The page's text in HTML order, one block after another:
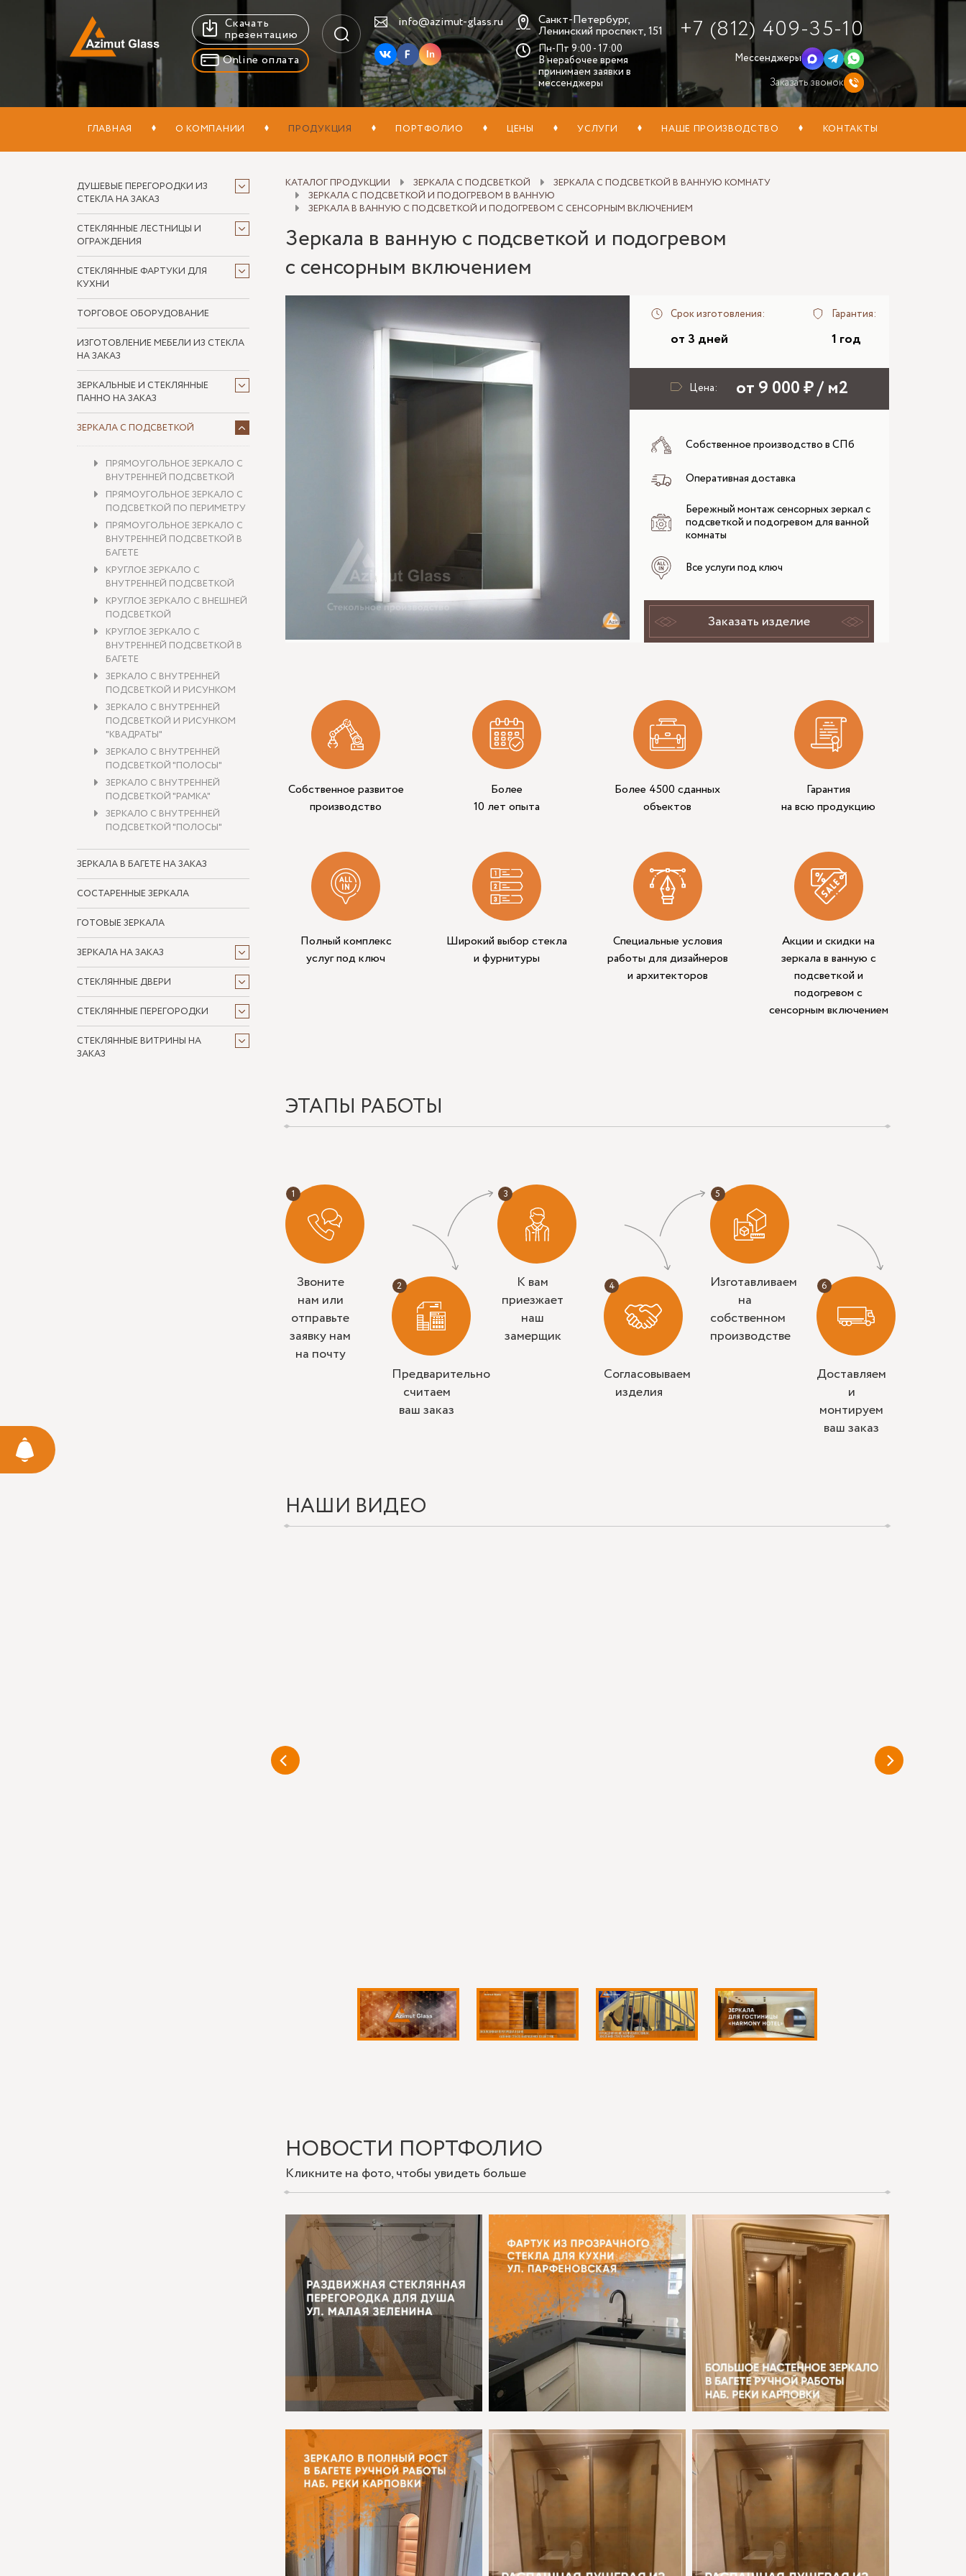
Скачать
презентацию
Online оплата
info@azimut-glass.ru
In
Санкт-Петербург,
Ленинский проспект, 151
Пн-Пт 9:00 - 17:00
В нерабочее время
принимаем заявки в
мессенджеры
+7 (812) 409-35-10
Мессенджеры
Заказать звонок
ГЛАВНАЯ О КОМПАНИИ ПРОДУКЦИЯ ПОРТФОЛИО ЦЕНЫ УСЛУГИ НАШЕ ПРОИЗВОДСТВО КОНТАКТЫ
ДУШЕВЫЕ ПЕРЕГОРОДКИ ИЗ
СТЕКЛА НА ЗАКАЗ
СТЕКЛЯННЫЕ ЛЕСТНИЦЫ И
ОГРАЖДЕНИЯ
СТЕКЛЯННЫЕ ФАРТУКИ ДЛЯ
КУХНИ
ТОРГОВОЕ ОБОРУДОВАНИЕ
ИЗГОТОВЛЕНИЕ МЕБЕЛИ ИЗ СТЕКЛА
НА ЗАКАЗ
ЗЕРКАЛЬНЫЕ И СТЕКЛЯННЫЕ
ПАННО НА ЗАКАЗ
ЗЕРКАЛА С ПОДСВЕТКОЙ
ПРЯМОУГОЛЬНОЕ ЗЕРКАЛО С
ВНУТРЕННЕЙ ПОДСВЕТКОЙ
ПРЯМОУГОЛЬНОЕ ЗЕРКАЛО С
ПОДСВЕТКОЙ ПО ПЕРИМЕТРУ
ПРЯМОУГОЛЬНОЕ ЗЕРКАЛО С
ВНУТРЕННЕЙ ПОДСВЕТКОЙ В
БАГЕТЕ
КРУГЛОЕ ЗЕРКАЛО С
ВНУТРЕННЕЙ ПОДСВЕТКОЙ
КРУГЛОЕ ЗЕРКАЛО С ВНЕШНЕЙ
ПОДСВЕТКОЙ
КРУГЛОЕ ЗЕРКАЛО С
ВНУТРЕННЕЙ ПОДСВЕТКОЙ В
БАГЕТЕ
ЗЕРКАЛО С ВНУТРЕННЕЙ
ПОДСВЕТКОЙ И РИСУНКОМ
ЗЕРКАЛО С ВНУТРЕННЕЙ
ПОДСВЕТКОЙ И РИСУНКОМ
"КВАДРАТЫ"
ЗЕРКАЛО С ВНУТРЕННЕЙ
ПОДСВЕТКОЙ "ПОЛОСЫ"
ЗЕРКАЛО С ВНУТРЕННЕЙ
ПОДСВЕТКОЙ "РАМКА"
ЗЕРКАЛО С ВНУТРЕННЕЙ
ПОДСВЕТКОЙ "ПОЛОСЫ"
ЗЕРКАЛА В БАГЕТЕ НА ЗАКАЗ
СОСТАРЕННЫЕ ЗЕРКАЛА
ГОТОВЫЕ ЗЕРКАЛА
ЗЕРКАЛА НА ЗАКАЗ
СТЕКЛЯННЫЕ ДВЕРИ
СТЕКЛЯННЫЕ ПЕРЕГОРОДКИ
СТЕКЛЯННЫЕ ВИТРИНЫ НА
ЗАКАЗ
КАТАЛОГ ПРОДУКЦИИ ЗЕРКАЛА С ПОДСВЕТКОЙ
ЗЕРКАЛА С ПОДСВЕТКОЙ В ВАННУЮ КОМНАТУ
ЗЕРКАЛА С ПОДСВЕТКОЙ И ПОДОГРЕВОМ В ВАННУЮ
ЗЕРКАЛА В ВАННУЮ С ПОДСВЕТКОЙ И ПОДОГРЕВОМ С СЕНСОРНЫМ ВКЛЮЧЕНИЕМ
Зеркала в ванную с подсветкой и подогревом
с сенсорным включением
Срок изготовления:
от 3 дней
Гарантия:
1 год
Цена: от 9 000 ₽ / м2
Собственное производство в СПб
Оперативная доставка
Бережный монтаж сенсорных зеркал с
подсветкой и подогревом для ванной
комнаты
Все услуги под ключ
Заказать изделие
Собственное развитое
производство
Более
10 лет опыта
Более 4500 сданных
объектов
Гарантия
на всю продукцию
Полный комплекс
услуг под ключ
Широкий выбор стекла
и фурнитуры
Специальные условия
работы для дизайнеров
и архитекторов
Акции и скидки на
зеркала в ванную с
подсветкой и
подогревом с
сенсорным включением
ЭТАПЫ РАБОТЫ
Звоните
нам или
отправьте
заявку нам
на почту
Предварительно
считаем
ваш заказ
К вам
приезжает
наш
замерщик
Согласовываем
изделия
Изготавливаем
на
собственном
производстве
Доставляем
и
монтируем
ваш заказ
НАШИ ВИДЕО
НОВОСТИ ПОРТФОЛИО
Кликните на фото, чтобы увидеть больше